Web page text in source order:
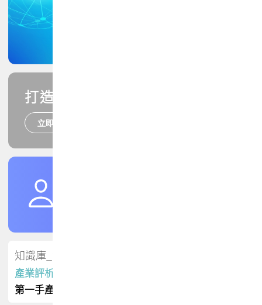
打造您的PCB專業技能
立即報名
知識庫_會員專屬
產業評析報告
第一手產業資訊